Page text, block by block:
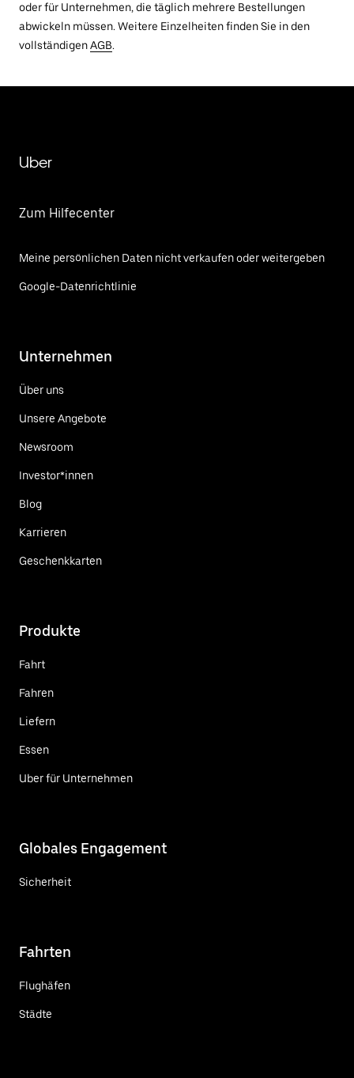
oder für Unternehmen, die täglich mehrere Bestellungen
abwickeln müssen. Weitere Einzelheiten finden Sie in den
vollständigenAGB.
Uber
Zum Hilfecenter
Meine persönlichen Daten nicht verkaufen oder weitergeben
Google-Datenrichtlinie
Unternehmen
Über uns
Unsere Angebote
Newsroom
Investor*innen
Blog
Karrieren
Geschenkkarten
Produkte
Fahrt
Fahren
Liefern
Essen
Uber für Unternehmen
Globales Engagement
Sicherheit
Fahrten
Flughäfen
Städte